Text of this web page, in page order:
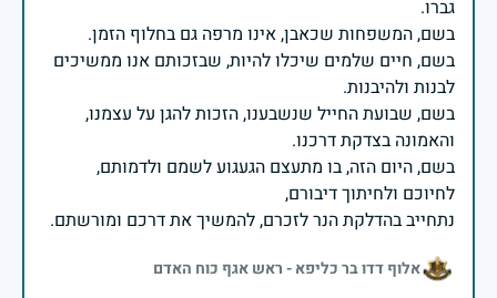
בשם, חיים שלמים שיכלו להיות, שבזכותם אנו ממשיכים
בשם, שבועת החייל שנשבענו, הזכות להגן על עצמנו,
בשם, היום הזה, בו מתעצם הגעגוע לשמם ולדמותם,
נתחייב בהדלקת הנר לזכרם, להמשיך את דרכם ומורשתם.
אלוף דדו בר כליפא - ראש אגף כוח האדם